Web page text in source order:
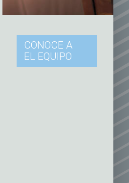
CONOCE A
EL EQUIPO